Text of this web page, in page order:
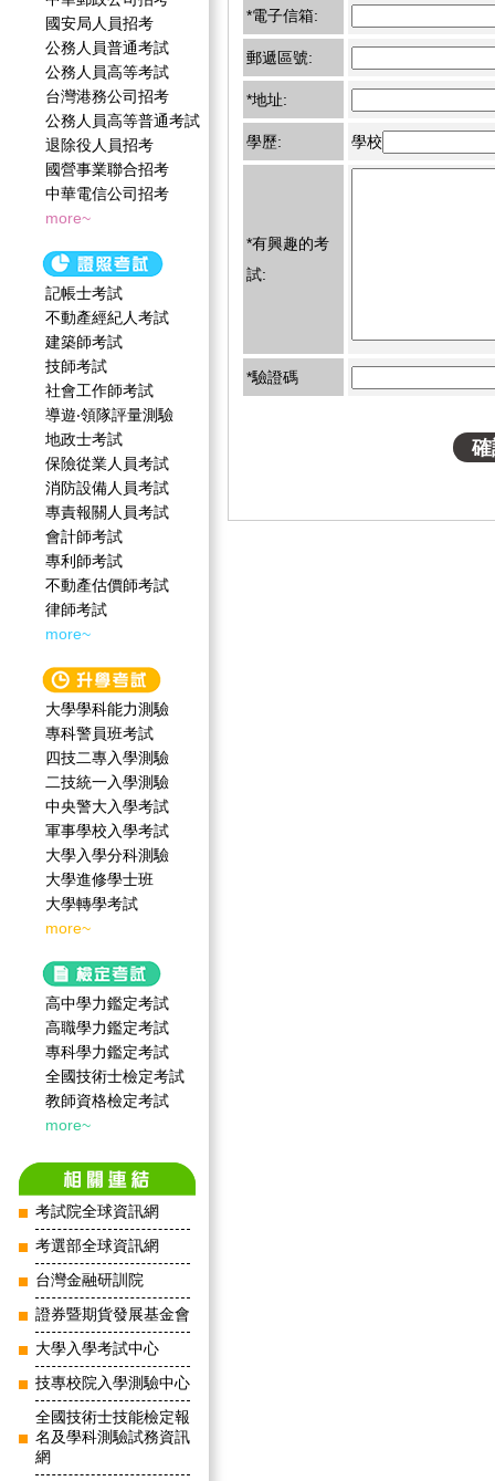
國安局人員招考
公務人員普通考試
公務人員高等考試
台灣港務公司招考
公務人員高等普通考試
退除役人員招考
國營事業聯合招考
中華電信公司招考
more~
記帳士考試
不動產經紀人考試
建築師考試
技師考試
社會工作師‍考試
導遊‧領隊評量測驗
地政士考試
保險從業人員考試
消防設備人員考試
專責報關人員考試
會計師考試
專利師考試
不動產估價師考試
律師考試
more~
大學學科能力測驗
專科警員班考試
四技二專入學測驗
二技統一入學測驗
中央警大入學考試
軍事學校入學考試
大學入學分科測驗
大學進修學士班
大學轉學考試
more~
高中學力鑑定考試
高職學力鑑定考試
專科學力鑑定考試
全國技術士檢定考試
教師資格檢定考試
more~
考試院全球資訊網
考選部全球資訊網
台灣金融研訓院
證券暨期貨發展基金會
大學入學考試中心
技專校院入學測驗中心
全國技術士技能檢定報
名及學科測驗試務資訊
網
*電子信箱:
郵遞區號:
*地址:
學歷: 學校
*有興趣的考
試:
*驗證碼